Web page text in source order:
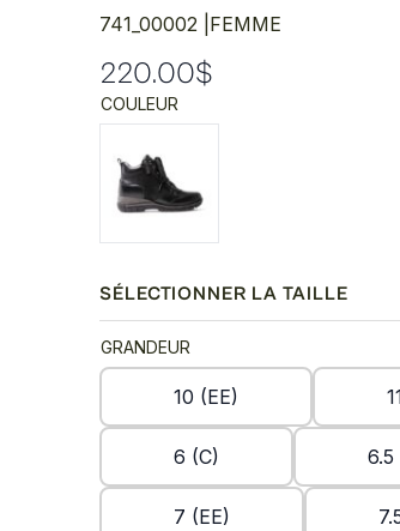
741_00002 | FEMME
220.00$
COULEUR
SÉLECTIONNER LA TAILLE
GRANDEUR
10 (EE)
6 (C) 6.5
7 (EE)